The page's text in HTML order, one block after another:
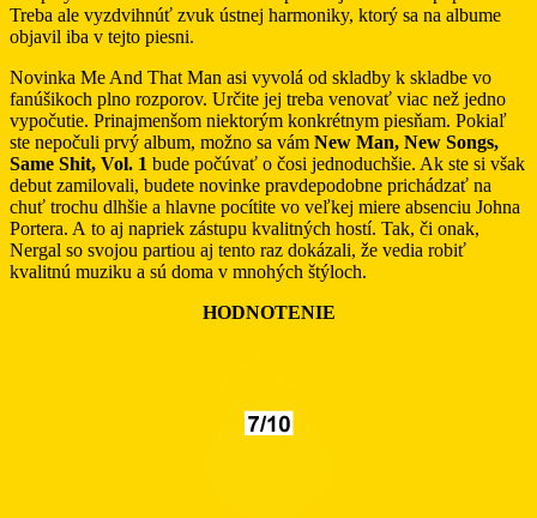
Treba ale vyzdvihnúť zvuk ústnej harmoniky, ktorý sa na albume
objavil iba v tejto piesni.
Novinka Me And That Man asi vyvolá od skladby k skladbe vo
fanúšikoch plno rozporov. Určite jej treba venovať viac než jedno
vypočutie. Prinajmenšom niektorým konkrétnym piesňam. Pokiaľ
ste nepočuli prvý album, možno sa vám New Man, New Songs,
Same Shit, Vol. 1 bude počúvať o čosi jednoduchšie. Ak ste si však
debut zamilovali, budete novinke pravdepodobne prichádzať na
chuť trochu dlhšie a hlavne pocítite vo veľkej miere absenciu Johna
Portera. A to aj napriek zástupu kvalitných hostí. Tak, či onak,
Nergal so svojou partiou aj tento raz dokázali, že vedia robiť
kvalitnú muziku a sú doma v mnohých štýloch.
HODNOTENIE